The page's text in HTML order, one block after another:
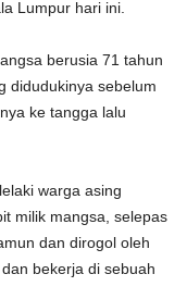
Lumpur hari ini.
berusia 71 tahun
didudukinya sebelum
ke tangga lalu
warga asing
milik mangsa, selepas
dan dirogol oleh
bekerja di sebuah